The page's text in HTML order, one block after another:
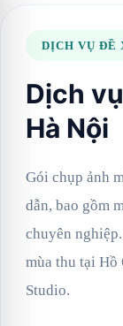
DỊCH VỤ ĐỀ
Dịch
Hà Nội
Gói chụp ảnh
dẫn, bao gồm
chuyên
mùa thu tại Hồ
Studio.